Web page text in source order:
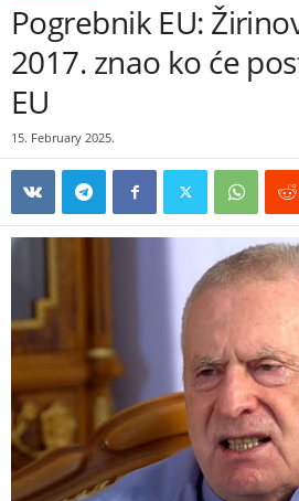
Pogrebnik EU:
2017. znao ko će
EU
15. February 2025.